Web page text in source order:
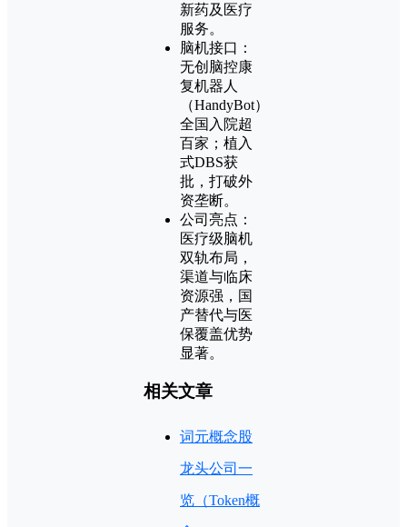
新药及医疗
服务。
脑机接口：
无创脑控康
复机器人
（HandyBot）
全国入院超
百家；植入
式DBS获
批，打破外
资垄断。
公司亮点：
医疗级脑机
双轨布局，
渠道与临床
资源强，国
产替代与医
保覆盖优势
显著。
相关文章
词元概念股
龙头公司一
览（Token概